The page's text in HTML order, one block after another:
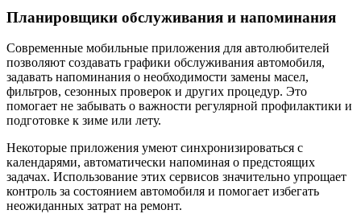
Планировщики обслуживания и напоминания
Современные мобильные приложения для автолюбителей
позволяют создавать графики обслуживания автомобиля,
задавать напоминания о необходимости замены масел,
фильтров, сезонных проверок и других процедур. Это
помогает не забывать о важности регулярной профилактики и
подготовке к зиме или лету.
Некоторые приложения умеют синхронизироваться с
календарями, автоматически напоминая о предстоящих
задачах. Использование этих сервисов значительно упрощает
контроль за состоянием автомобиля и помогает избегать
неожиданных затрат на ремонт.